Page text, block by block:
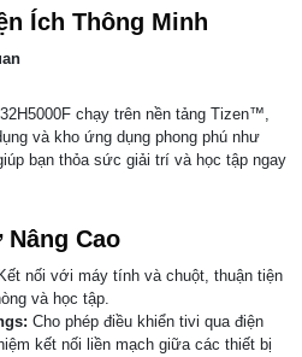
Ích Thông Minh
chạy trên nền tảng Tizen™,
và kho ứng dụng phong phú như
bạn thỏa sức giải trí và học tập ngay
Nâng Cao
Kết nối với máy tính và chuột, thuận tiện
và học tập.
Cho phép điều khiển tivi qua điện
kết nối liền mạch giữa các thiết bị